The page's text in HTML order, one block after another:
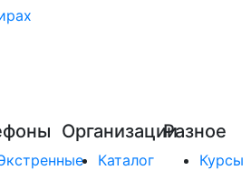
Организации
Каталог
Разное
Курсы